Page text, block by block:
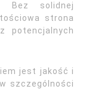
Bez solidnej
strona
potencjalnych
jest jakość i
szczególności